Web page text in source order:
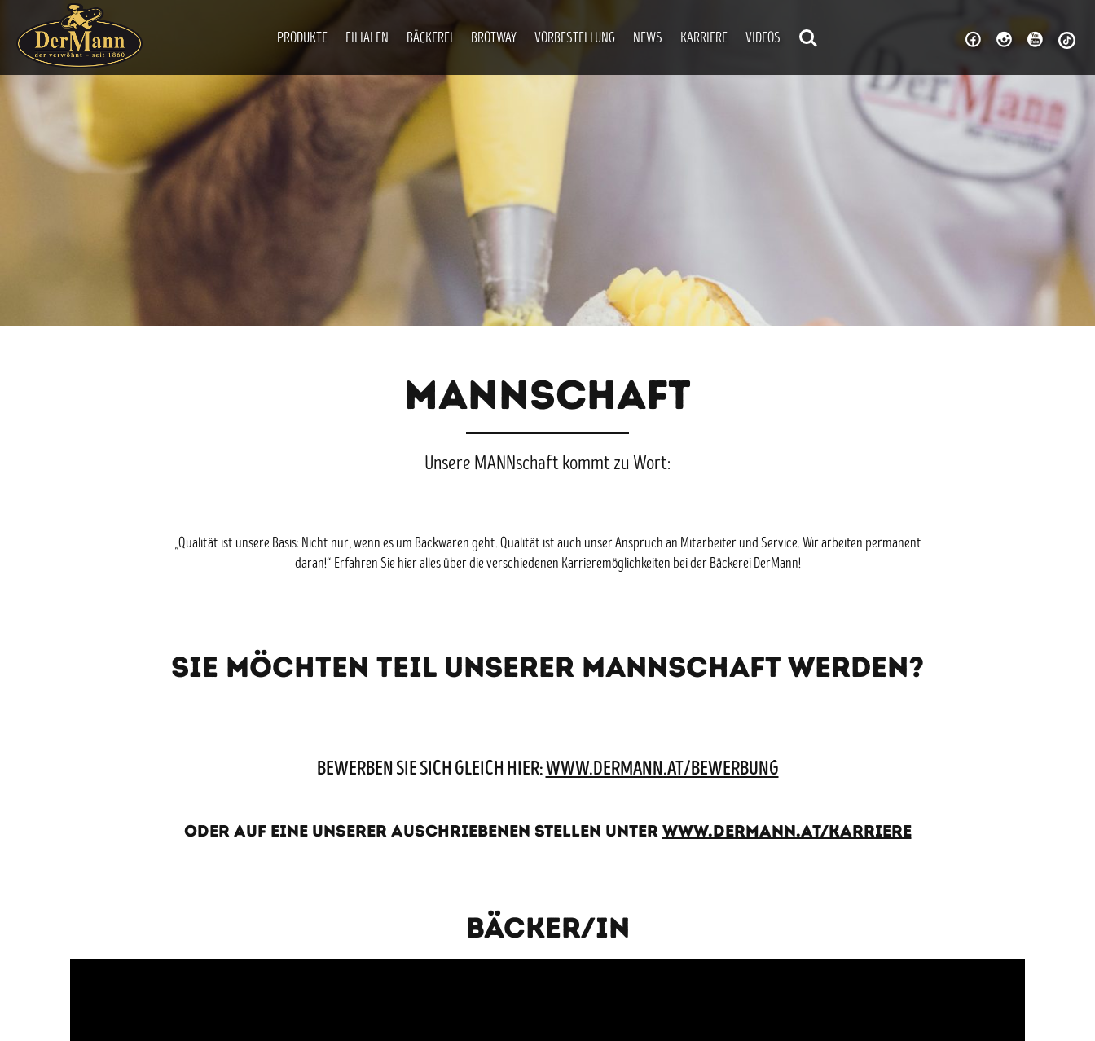
PRODUKTE FILIALEN BÄCKEREI BROTWAY VORBESTELLUNG NEWS KARRIERE VIDEOS
MANNSCHAFT
Unsere MANNschaft kommt zu Wort:
„Qualität ist unsere Basis: Nicht nur, wenn es um Backwaren geht. Qualität ist auch unser Anspruch an Mitarbeiter und Service. Wir arbeiten permanent
daran!“ Erfahren Sie hier alles über die verschiedenen Karrieremöglichkeiten bei der Bäckerei DerMann!
Sie Möchten Teil unserer MANNschaft werden?
BEWERBEN SIE SICH GLEICH HIER:WWW.DERMANN.AT/BEWERBUNG
oder auf eine unserer auschriebenen Stellen unter www.dermann.at/karriere
Bäcker/In